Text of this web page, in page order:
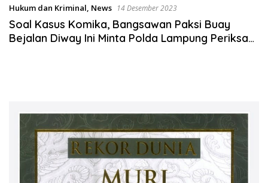
Hukum dan Kriminal, News 14 Desember 2023
Soal Kasus Komika, Bangsawan Paksi Buay
Bejalan Diway Ini Minta Polda Lampung Periksa